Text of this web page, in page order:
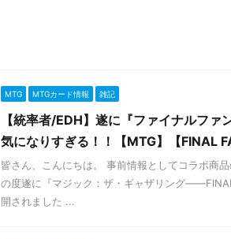
MTG MTGカード情報 雑記
【統率者/EDH】遂に『ファイナルフ
気になりすぎる！！【MTG】【FINAL
皆さん、こんにちは。 事前情報としてコラボ商
の度遂に『マジック：ザ・ギャザリング
開されました ...